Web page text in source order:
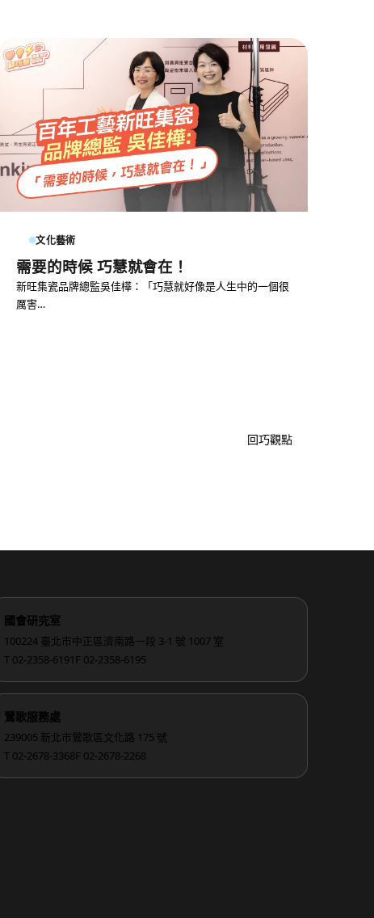
文化藝術
需要的時候 巧慧就會在！
新旺集瓷品牌總監吳佳樺：「巧慧就好像是人生中的一個很
厲害…
回巧觀點
國會研究室
100224 臺北市中正區濟南路一段 3-1 號 1007 室
T 02-2358-6191 F 02-2358-6195
鶯歌服務處
239005 新北市鶯歌區文化路 175 號
T 02-2678-3368F 02-2678-2268